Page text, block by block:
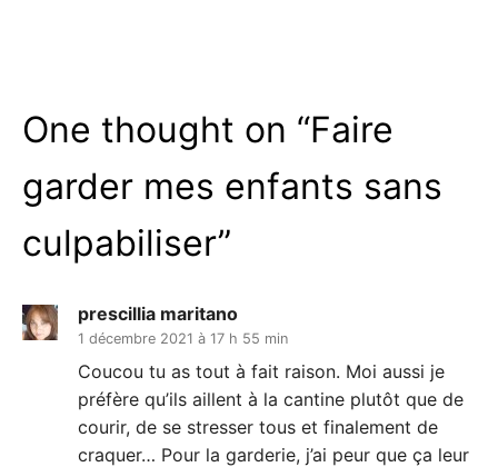
One thought on “Faire
garder mes enfants sans
culpabiliser”
prescillia maritano
1 décembre 2021 à 17 h 55 min
Coucou tu as tout à fait raison. Moi aussi je
préfère qu’ils aillent à la cantine plutôt que de
courir, de se stresser tous et finalement de
craquer… Pour la garderie, j’ai peur que ça leur